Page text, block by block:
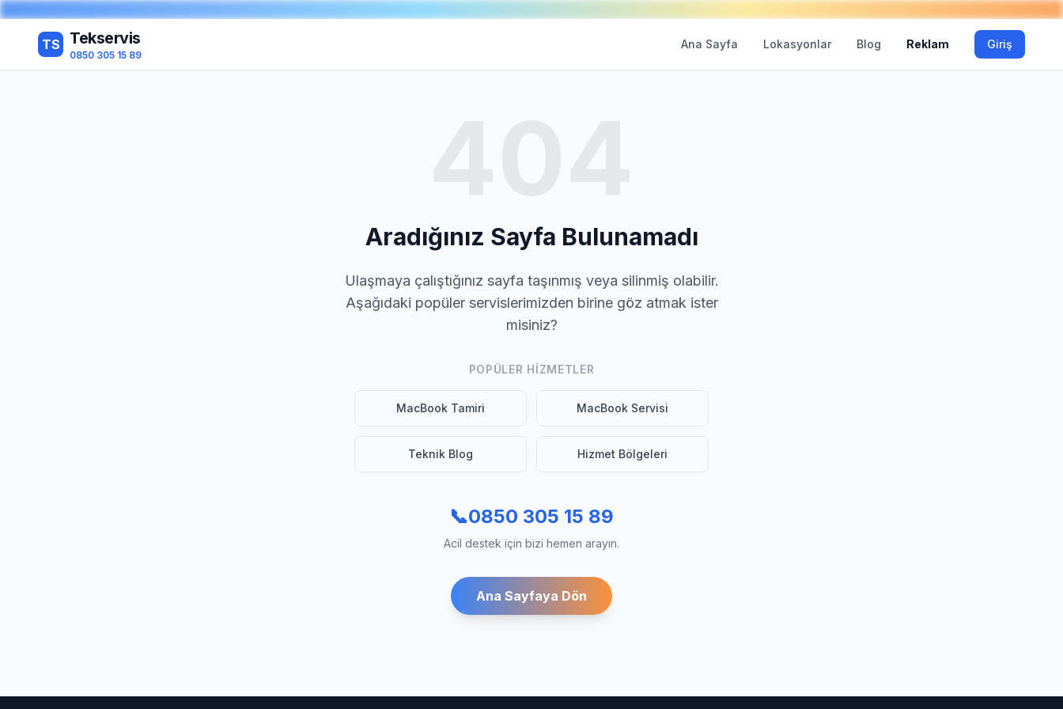
TS Tekservis
0850 305 15 89
Ana Sayfa Lokasyonlar Blog Reklam Giriş
Aradığınız Sayfa Bulunamadı
Ulaşmaya çalıştığınız sayfa taşınmış veya silinmiş olabilir.
Aşağıdaki popüler servislerimizden birine göz atmak ister
misiniz?
POPÜLER HIZMETLER
MacBook Tamiri MacBook Servisi
Teknik Blog Hizmet Bölgeleri
📞0850 305 15 89
Acil destek için bizi hemen arayın.
Ana Sayfaya Dön